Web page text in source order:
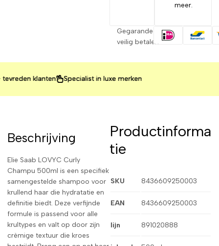
meer.
Gegarandeerd
veilig betalen
klanten Specialist in luxe merken
klanten Specialist in luxe merken
klanten Specialist in luxe merken
Beschrijving
Elie Saab LOVYC Curly
Champu 500ml is een specifiek
samengestelde shampoo voor
krullend haar die hydratatie en
definitie biedt. Deze verfijnde
formule is passend voor alle
krultypes en valt op door zijn
crèmige textuur die kroes
Productinforma
tie
SKU 8436609250003
EAN 8436609250003
lijn 891020888